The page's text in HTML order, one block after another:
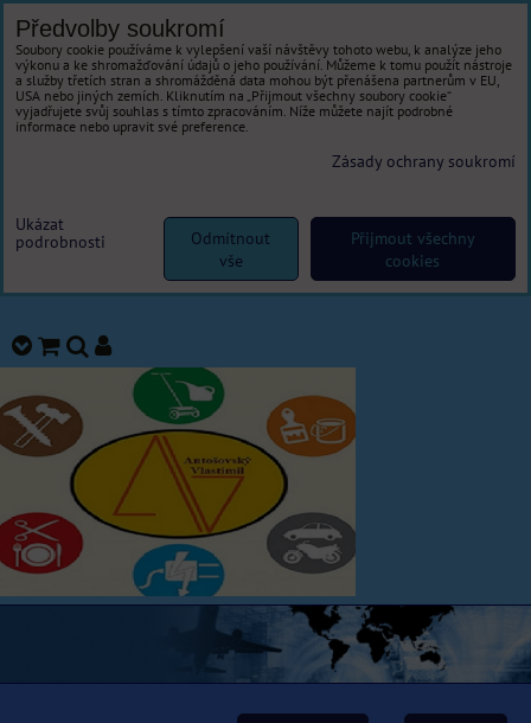
Předvolby soukromí
Soubory cookie používáme k vylepšení vaší návštěvy tohoto webu, k analýze jeho
výkonu a ke shromažďování údajů o jeho používání. Můžeme k tomu použít nástroje
a služby třetích stran a shromážděná data mohou být přenášena partnerům v EU,
USA nebo jiných zemích. Kliknutím na „Přijmout všechny soubory cookie“
vyjadřujete svůj souhlas s tímto zpracováním. Níže můžete najít podrobné
informace nebo upravit své preference.
Zásady ochrany soukromí
Ukázat
podrobnosti
Přijmout všechny
cookies
Odmítnout
vše